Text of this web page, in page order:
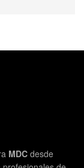
MDC desde